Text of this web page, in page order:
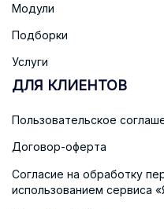
Модули
Подборки
Услуги
ДЛЯ КЛИЕНТОВ
Пользовательское
Договор-оферта
Согласие на обработку
использованием сервиса